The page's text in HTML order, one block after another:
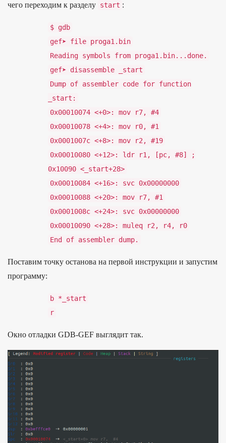
чего перехо­дим к раз­делу start :
$ gdb
gef➤ file proga1 . bin
Reading symbols from proga1 . bin... done.
gef➤ disassemble _start
Dump of assembler code for function
_start :
0x00010074 <+0>: mov r7,
#4
0x00010078 <+4>: mov r0,
#1
0x0001007c <+8>: mov r2 ,
#19
0x00010080 <+12>: ldr r1 , [pc,
#8] ;
0x10090 <_start+28>
0x00010084 <+16>: svc 0x00000000
0x00010088 <+20>: mov r7,
#1
0x0001008c <+24>: svc 0x00000000
0x00010090 <+28>: muleq r2 , r4,
r0
End
of assembler dump.
Пос­тавим точ­ку оста­нова на пер­вой инс­трук­ции и запус­тим
прог­рамму:
b * _start
r
Ок­но отладки GDB-GEF выг­лядит так.